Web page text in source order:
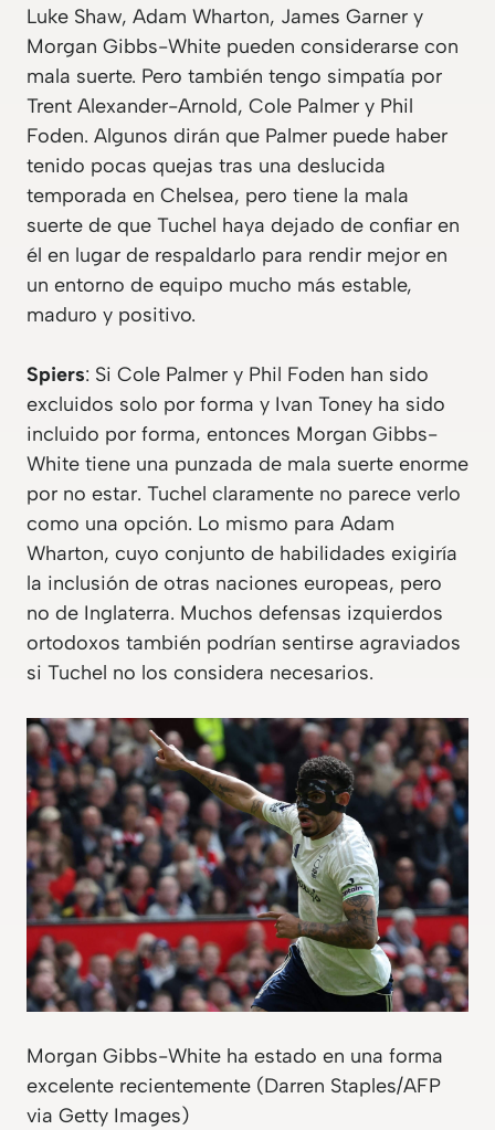
Luke Shaw, Adam Wharton, James Garner y
Morgan Gibbs-White pueden considerarse con
mala suerte. Pero también tengo simpatía por
Trent Alexander-Arnold, Cole Palmer y Phil
Foden. Algunos dirán que Palmer puede haber
tenido pocas quejas tras una deslucida
temporada en Chelsea, pero tiene la mala
suerte de que Tuchel haya dejado de confiar en
él en lugar de respaldarlo para rendir mejor en
un entorno de equipo mucho más estable,
maduro y positivo.
Spiers: Si Cole Palmer y Phil Foden han sido
excluidos solo por forma y Ivan Toney ha sido
incluido por forma, entonces Morgan Gibbs-
White tiene una punzada de mala suerte enorme
por no estar. Tuchel claramente no parece verlo
como una opción. Lo mismo para Adam
Wharton, cuyo conjunto de habilidades exigiría
la inclusión de otras naciones europeas, pero
no de Inglaterra. Muchos defensas izquierdos
ortodoxos también podrían sentirse agraviados
si Tuchel no los considera necesarios.
Morgan Gibbs-White ha estado en una forma
excelente recientemente (Darren Staples/AFP
via Getty Images)